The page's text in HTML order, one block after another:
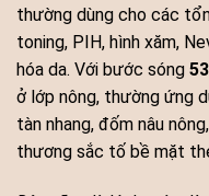
thường dùng cho các
toning, PIH, hình xăm,
hóa da. Với bước sóng
ở lớp nông, thường ứng
tàn nhang, đốm nâu
thương sắc tố bề mặt